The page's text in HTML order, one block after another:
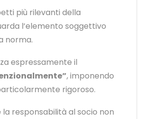
più rilevanti della
l’elemento soggettivo
norma.
espressamente il
, imponendo
rigoroso.
responsabilità al socio non